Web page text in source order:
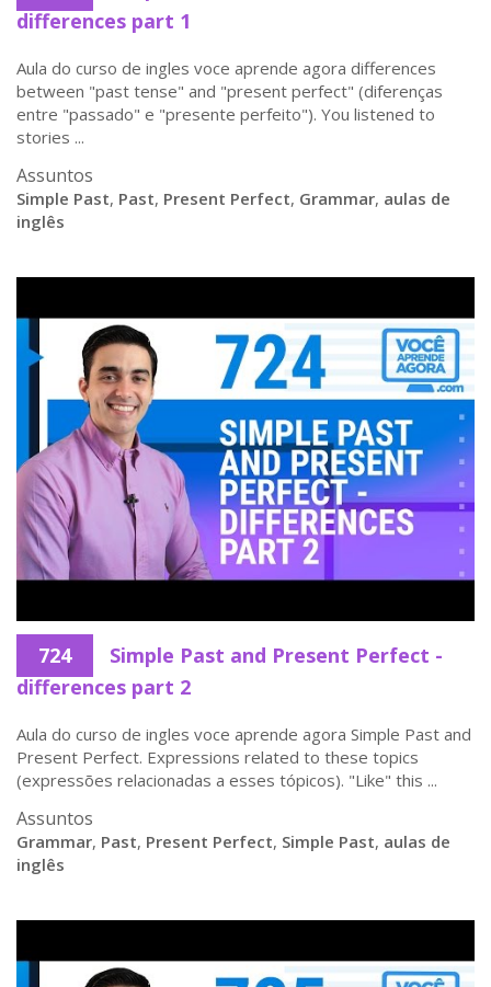
differences part 1
Aula do curso de ingles voce aprende agora differences
between "past tense" and "present perfect" (diferenças
entre "passado" e "presente perfeito"). You listened to
stories ...
Assuntos
Simple Past, Past, Present Perfect, Grammar, aulas de
inglês
724
Simple Past and Present Perfect -
differences part 2
Aula do curso de ingles voce aprende agora Simple Past and
Present Perfect. Expressions related to these topics
(expressões relacionadas a esses tópicos). "Like" this ...
Assuntos
Grammar, Past, Present Perfect, Simple Past, aulas de
inglês